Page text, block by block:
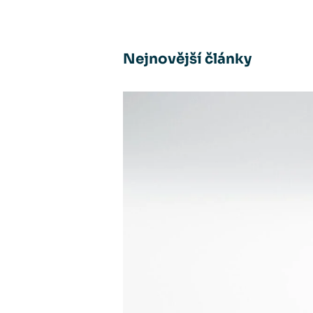
Nejnovější články